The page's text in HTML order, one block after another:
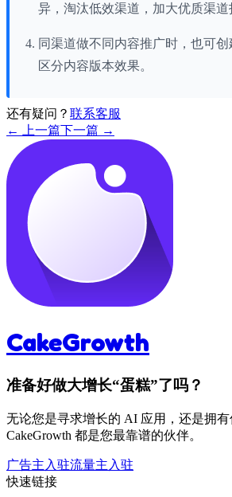
异，淘汰低效渠道，加大优质渠道
同渠道做不同内容推广时，也可创
区分内容版本效果。
还有疑问？ 联系客服
← 上一篇下一篇 →
CakeGrowth
准备好做大增长“蛋糕”了吗？
无论您是寻求增长的 AI 应用，还是拥有
CakeGrowth 都是您最靠谱的伙伴。
广告主入驻流量主入驻
快速链接